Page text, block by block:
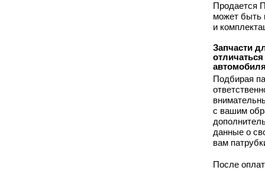
Продается
может быть
и
Запчасти
Подбирая
с вашим
данные о
вам
После